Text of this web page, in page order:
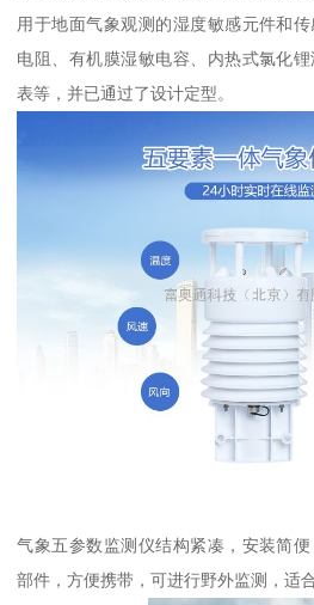
用于地面气象观测的湿度敏感元件和
电阻、有机膜湿敏电容、内热式氯化
表等，并已通过了设计定型。
气象五参数监测仪结构紧凑，安装简
部件，方便携带，可进行野外监测，适